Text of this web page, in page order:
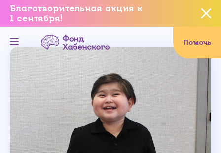
Благотворительная акция к
1 сентября!
Помочь
Вы уверены, что хотите
завершить данное событие?
Да, уверен
Нет, не хочу